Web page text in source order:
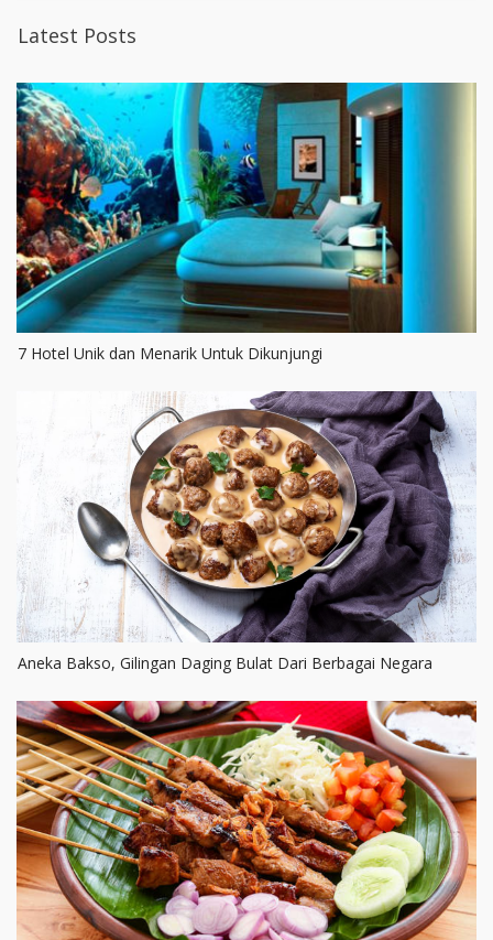
Latest Posts
7 Hotel Unik dan Menarik Untuk Dikunjungi
Aneka Bakso, Gilingan Daging Bulat Dari Berbagai Negara